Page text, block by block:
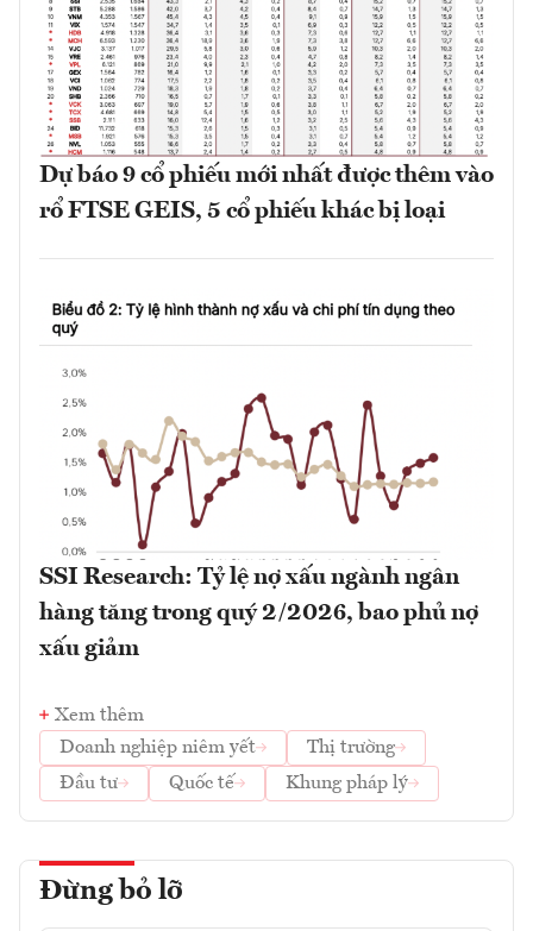
Dự báo 9 cổ phiếu mới nhất được thêm vào
rổ FTSE GEIS, 5 cổ phiếu khác bị loại
SSI Research: Tỷ lệ nợ xấu ngành ngân
hàng tăng trong quý 2/2026, bao phủ nợ
xấu giảm
Xem thêm
Doanh nghiệp niêm yết
Thị trường
Đầu tư
Quốc tế Khung pháp lý
Đừng bỏ lỡ